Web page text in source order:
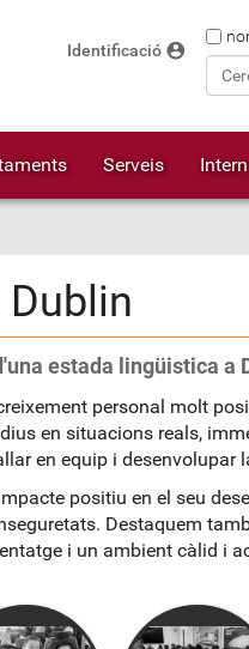
Cerca
Identificació account_circle
Serveis
d'una estada
personal molt
en situacions reals,
en equip i
positiu en el seu
Destaquem
i un ambient càlid i